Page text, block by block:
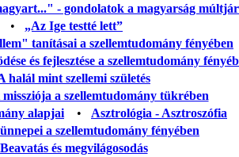
- gondolatok a magyarság
• „Az Ige testté lett”
tanításai a szellemtudomány fényében
és fejlesztése a szellemtudomány
halál mint szellemi születés
missziója a szellemtudomány tükrében
alapjai • Asztrológia - Asztroszófia
a szellemtudomány fényében
Beavatás és megvilágosodás